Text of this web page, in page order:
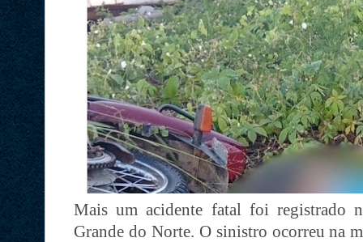
Mais um acidente fatal foi registrado
Grande do Norte. O sinistro ocorreu na